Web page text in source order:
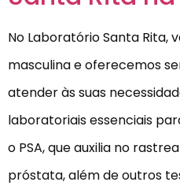
No Laboratório Santa Rita,
masculina e oferecemos
atender às suas
laboratoriais essenciais
o PSA, que auxilia no
próstata, além de outros